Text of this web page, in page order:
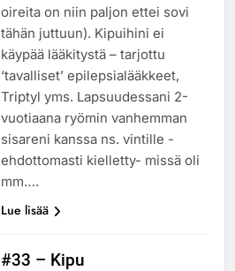
oireita on niin paljon ettei sovi
tähän juttuun). Kipuihini ei
käypää lääkitystä – tarjottu
‘tavalliset’ epilepsialääkkeet,
Triptyl yms. Lapsuudessani 2-
vuotiaana ryömin vanhemman
sisareni kanssa ns. vintille -
ehdottomasti kielletty- missä oli
mm….
Lue lisää
#33 – Kipu